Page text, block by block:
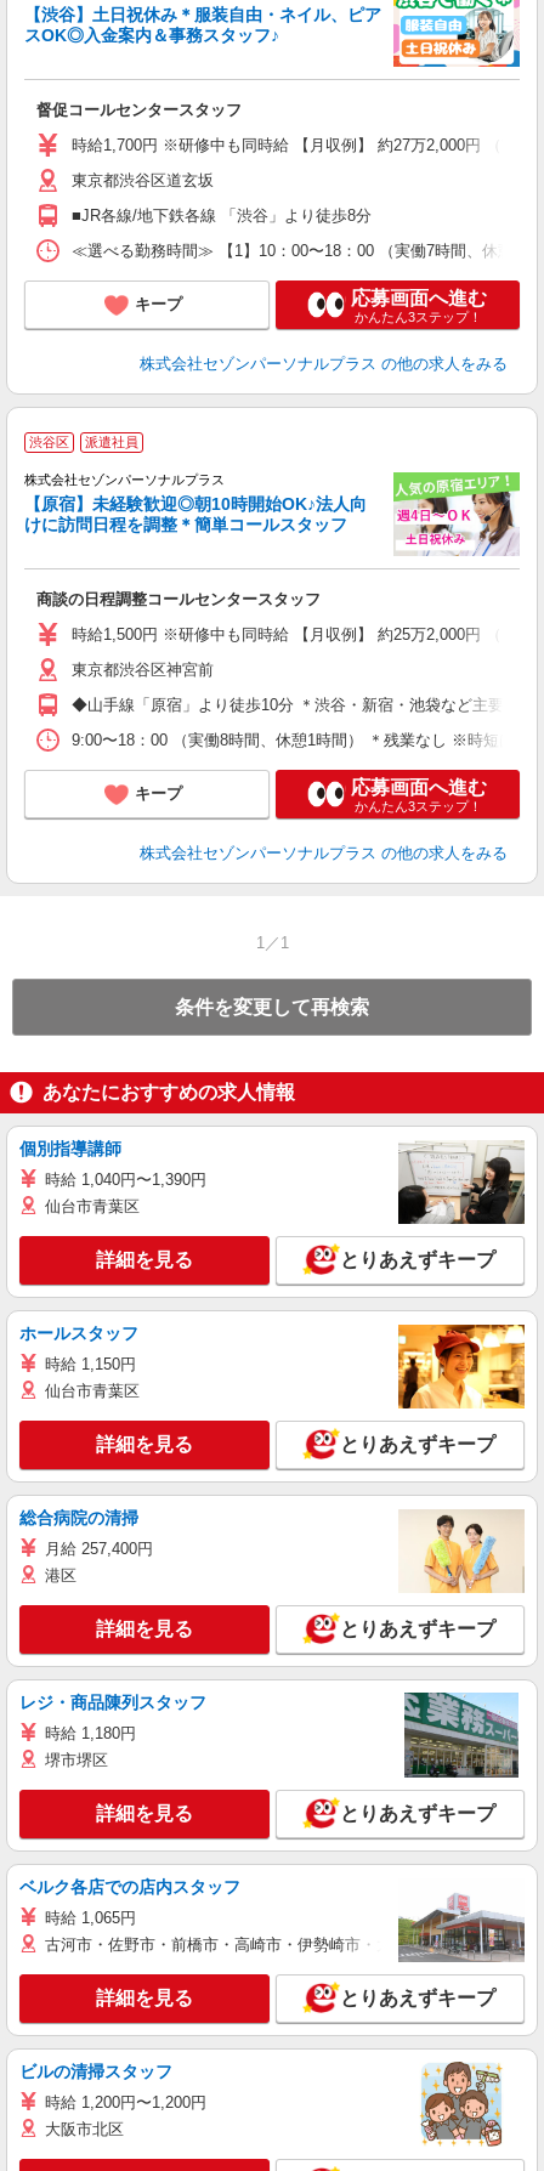
【渋谷】土日祝休み＊服装自由・ネイル、ピア
スOK◎入金案内＆事務スタッフ♪
督促コールセンタースタッフ
時給1,700円 ※研修中も同時給 【月収例】 約27万2,000円 （実
東京都渋谷区道玄坂
■JR各線/地下鉄各線 「渋谷」より徒歩8分
≪選べる勤務時間≫ 【1】10：00〜18：00 （実働7時間、休憩1
キープ 応募画面へ進む
かんたん3ステップ！
株式会社セゾンパーソナルプラス の他の求人をみる
渋谷区 派遣社員
株式会社セゾンパーソナルプラス
【原宿】未経験歓迎◎朝10時開始OK♪法人向
けに訪問日程を調整＊簡単コールスタッフ
商談の日程調整コールセンタースタッフ
時給1,500円 ※研修中も同時給 【月収例】 約25万2,000円 （月
東京都渋谷区神宮前
◆山手線「原宿」より徒歩10分 ＊渋谷・新宿・池袋など主要駅
9:00〜18：00 （実働8時間、休憩1時間） ＊残業なし ※時短は
キープ 応募画面へ進む
かんたん3ステップ！
株式会社セゾンパーソナルプラス の他の求人をみる
1／1
条件を変更して再検索
あなたにおすすめの求人情報
個別指導講師
時給 1,040円〜1,390円
仙台市青葉区
詳細を見る とりあえずキープ
ホールスタッフ
時給 1,150円
仙台市青葉区
詳細を見る とりあえずキープ
総合病院の清掃
月給 257,400円
港区
詳細を見る とりあえずキープ
レジ・商品陳列スタッフ
時給 1,180円
堺市堺区
詳細を見る とりあえずキープ
ベルク各店での店内スタッフ
時給 1,065円
古河市・佐野市・前橋市・高崎市・伊勢崎市・太田市・館林市・藤
詳細を見る とりあえずキープ
ビルの清掃スタッフ
時給 1,200円〜1,200円
大阪市北区